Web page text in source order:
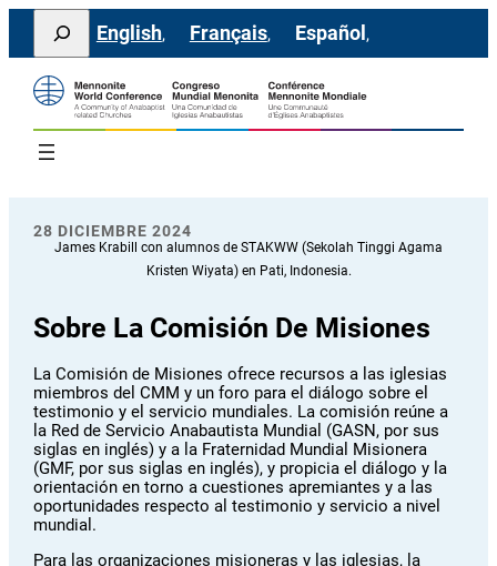
Saltar
contenido
Search
English Français Español
28 DICIEMBRE 2024
James Krabill con alumnos de STAKWW (Sekolah Tinggi Agama
Kristen Wiyata) en Pati, Indonesia.
Sobre La Comisión De Misiones
La Comisión de Misiones ofrece recursos a las iglesias
miembros del CMM y un foro para el diálogo sobre el
testimonio y el servicio mundiales. La comisión reúne a
la Red de Servicio Anabautista Mundial (GASN, por sus
siglas en inglés) y a la Fraternidad Mundial Misionera
(GMF, por sus siglas en inglés), y propicia el diálogo y la
orientación en torno a cuestiones apremiantes y a las
oportunidades respecto al testimonio y servicio a nivel
mundial.
Para las organizaciones misioneras y las iglesias, la